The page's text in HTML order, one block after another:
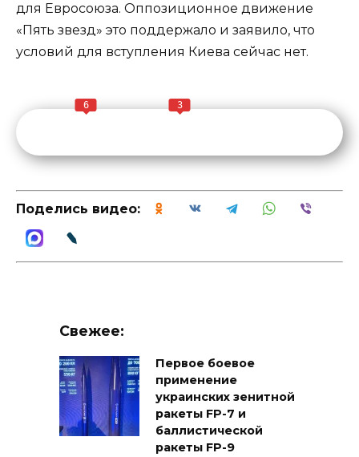
для Евросоюза. Оппозиционное движение
«Пять звезд» это поддержало и заявило, что
условий для вступления Киева сейчас нет.
6 3
Поделись видео:
Свежее:
Первое боевое
применение
украинских зенитной
ракеты FP-7 и
баллистической
ракеты FP-9